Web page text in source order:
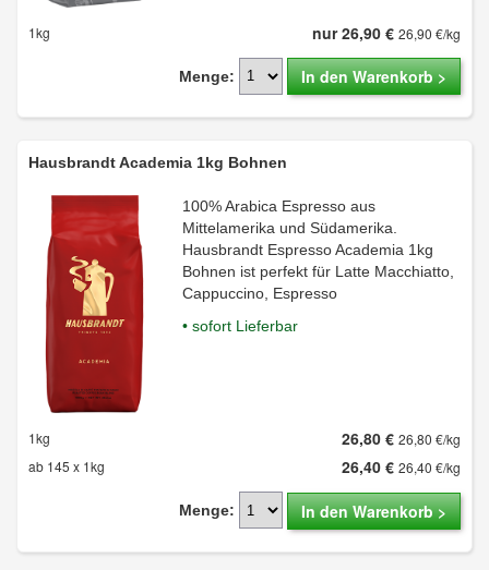
1kg nur 26,90 € 26,90 €/kg
Menge: In den Warenkorb >
Hausbrandt Academia 1kg Bohnen
100% Arabica Espresso aus
Mittelamerika und Südamerika.
Hausbrandt Espresso Academia 1kg
Bohnen ist perfekt für Latte Macchiatto,
Cappuccino, Espresso
• sofort Lieferbar
1kg 26,80 € 26,80 €/kg
ab 145 x 1kg
26,40 € 26,40 €/kg
Menge: In den Warenkorb >